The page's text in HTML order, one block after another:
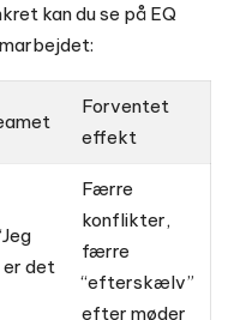
kan du se på EQ
Forventet
effekt
er det
Færre
konflikter,
færre
“efterskælv”
efter møder